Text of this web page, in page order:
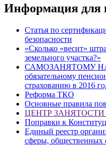
Информация для
Статья по
безопасности
«Сколько «весит»
земельного участка?»
САМОЗАНЯТОМУ
обязательному
страхованию в 2016
Реформа ТКО
Основные правила
ЦЕНТР ЗАНЯТОСТИ
Поправки к
Единый реестр
сферы, общественных